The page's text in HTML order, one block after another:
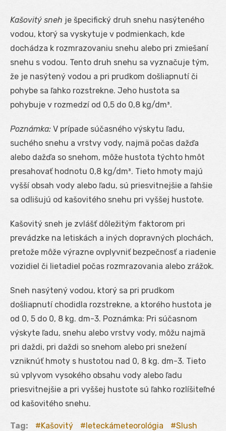
Kašovitý sneh je špecifický druh snehu nasýteného
vodou, ktorý sa vyskytuje v podmienkach, kde
dochádza k rozmrazovaniu snehu alebo pri zmiešaní
snehu s vodou. Tento druh snehu sa vyznačuje tým,
že je nasýtený vodou a pri prudkom došliapnutí či
pohybe sa ľahko rozstrekne. Jeho hustota sa
pohybuje v rozmedzí od 0,5 do 0,8 kg/dm³.
Poznámka: V prípade súčasného výskytu ľadu,
suchého snehu a vrstvy vody, najmä počas dažďa
alebo dažďa so snehom, môže hustota týchto hmôt
presahovať hodnotu 0,8 kg/dm³. Tieto hmoty majú
vyšší obsah vody alebo ľadu, sú priesvitnejšie a ľahšie
sa odlišujú od kašovitého snehu pri vyššej hustote.
Kašovitý sneh je zvlášť dôležitým faktorom pri
prevádzke na letiskách a iných dopravných plochách,
pretože môže výrazne ovplyvniť bezpečnosť a riadenie
vozidiel či lietadiel počas rozmrazovania alebo zrážok.
Sneh nasýtený vodou, ktorý sa pri prudkom
došliapnutí chodidla rozstrekne, a ktorého hustota je
od 0, 5 do 0, 8 kg. dm-3. Poznámka: Pri súčasnom
výskyte ľadu, snehu alebo vrstvy vody, môžu najmä
pri daždi, pri daždi so snehom alebo pri snežení
vzniknúť hmoty s hustotou nad 0, 8 kg. dm-3. Tieto
sú vplyvom vysokého obsahu vody alebo ľadu
priesvitnejšie a pri vyššej hustote sú ľahko rozlíšiteľné
od kašovitého snehu.
Tag: Kašovitý leteckámeteorológia
Slush